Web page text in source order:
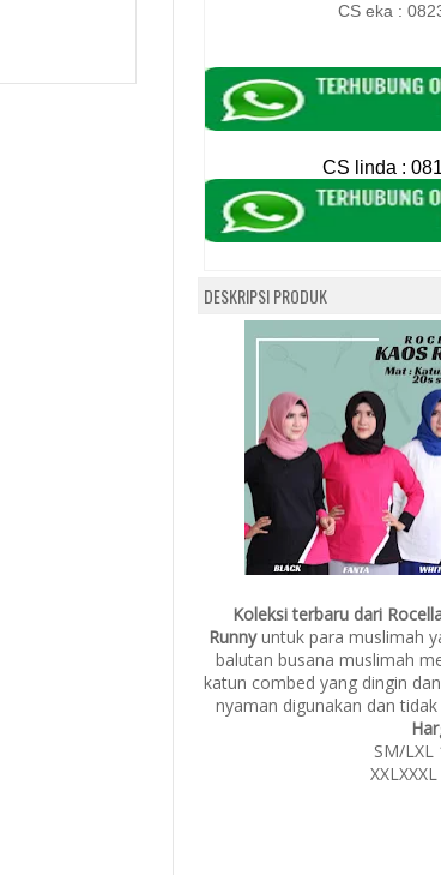
CS eka :
CS linda :
DESKRIPSI PRODUK
Koleksi terbaru dari
Runny untuk para muslimah
balutan busana muslimah
katun combed yang dingin
nyaman digunakan dan
SM/LXL